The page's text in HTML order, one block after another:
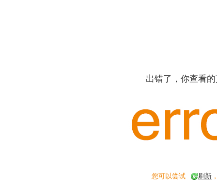
出错了，你查看
您可以尝试 刷新